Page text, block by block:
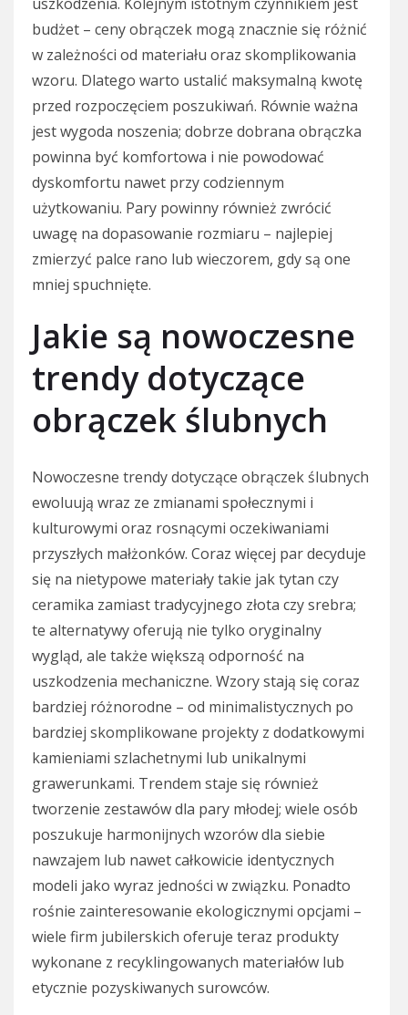
uszkodzenia. Kolejnym istotnym czynnikiem jest
budżet – ceny obrączek mogą znacznie się różnić
w zależności od materiału oraz skomplikowania
wzoru. Dlatego warto ustalić maksymalną kwotę
przed rozpoczęciem poszukiwań. Równie ważna
jest wygoda noszenia; dobrze dobrana obrączka
powinna być komfortowa i nie powodować
dyskomfortu nawet przy codziennym
użytkowaniu. Pary powinny również zwrócić
uwagę na dopasowanie rozmiaru – najlepiej
zmierzyć palce rano lub wieczorem, gdy są one
mniej spuchnięte.
Jakie są nowoczesne
trendy dotyczące
obrączek ślubnych
Nowoczesne trendy dotyczące obrączek ślubnych
ewoluują wraz ze zmianami społecznymi i
kulturowymi oraz rosnącymi oczekiwaniami
przyszłych małżonków. Coraz więcej par decyduje
się na nietypowe materiały takie jak tytan czy
ceramika zamiast tradycyjnego złota czy srebra;
te alternatywy oferują nie tylko oryginalny
wygląd, ale także większą odporność na
uszkodzenia mechaniczne. Wzory stają się coraz
bardziej różnorodne – od minimalistycznych po
bardziej skomplikowane projekty z dodatkowymi
kamieniami szlachetnymi lub unikalnymi
grawerunkami. Trendem staje się również
tworzenie zestawów dla pary młodej; wiele osób
poszukuje harmonijnych wzorów dla siebie
nawzajem lub nawet całkowicie identycznych
modeli jako wyraz jedności w związku. Ponadto
rośnie zainteresowanie ekologicznymi opcjami –
wiele firm jubilerskich oferuje teraz produkty
wykonane z recyklingowanych materiałów lub
etycznie pozyskiwanych surowców.